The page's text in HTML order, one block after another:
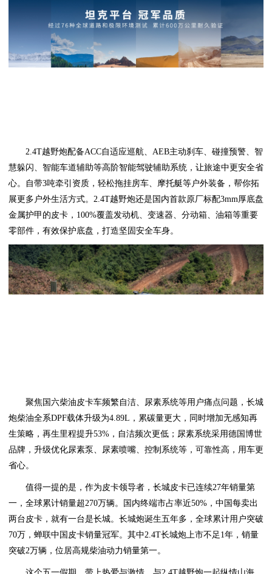
2.4T越野炮配备ACC自适应巡航、AEB主动刹车、碰撞预警、智
慧躲闪、智能车道辅助等高阶智能驾驶辅助系统，让旅途中更安全省
心。自带3吨牵引资质，轻松拖挂房车、摩托艇等户外装备，帮你拓
展更多户外生活方式。2.4T越野炮还是国内首款原厂标配3mm厚底盘
金属护甲的皮卡，100%覆盖发动机、变速器、分动箱、油箱等重要
零部件，有效保护底盘，打造坚固安全车身。
聚焦国六柴油皮卡车频繁自洁、尿素系统等用户痛点问题，长城
炮柴油全系DPF载体升级为4.89L，累碳量更大，同时增加无感知再
生策略，再生里程提升53%，自洁频次更低；尿素系统采用德国博世
品牌，升级优化尿素泵、尿素喷嘴、控制系统等，可靠性高，用车更
省心。
值得一提的是，作为皮卡领导者，长城皮卡已连续27年销量第
一，全球累计销量超270万辆。国内终端市占率近50%，中国每卖出
两台皮卡，就有一台是长城。长城炮诞生五年多，全球累计用户突破
70万，蝉联中国皮卡销量冠军。其中2.4T长城炮上市不足1年，销量
突破2万辆，位居高规柴油动力销量第一。